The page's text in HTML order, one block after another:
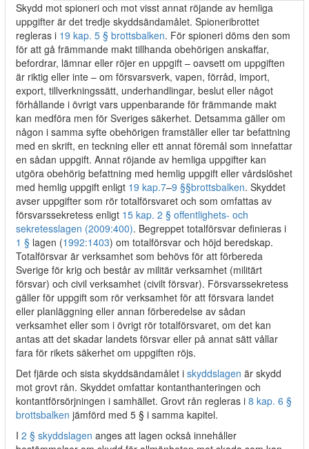
Skydd mot spioneri och mot visst annat röjande av hemliga
uppgifter är det tredje skyddsändamålet. Spioneribrottet
regleras i 19 kap. 5 § brottsbalken. För spioneri döms den som
för att gå främmande makt tillhanda obehörigen anskaffar,
befordrar, lämnar eller röjer en uppgift – oavsett om uppgiften
är riktig eller inte – om försvarsverk, vapen, förråd, import,
export, tillverkningssätt, underhandlingar, beslut eller något
förhållande i övrigt vars uppenbarande för främmande makt
kan medföra men för Sveriges säkerhet. Detsamma gäller om
någon i samma syfte obehörigen framställer eller tar befattning
med en skrift, en teckning eller ett annat föremål som innefattar
en sådan uppgift. Annat röjande av hemliga uppgifter kan
utgöra obehörig befattning med hemlig uppgift eller vårdslöshet
med hemlig uppgift enligt 19 kap.7–9 §§brottsbalken. Skyddet
avser uppgifter som rör totalförsvaret och som omfattas av
försvarssekretess enligt 15 kap. 2 § offentlighets- och
sekretesslagen (2009:400). Begreppet totalförsvar definieras i
1 § lagen (1992:1403) om totalförsvar och höjd beredskap.
Totalförsvar är verksamhet som behövs för att förbereda
Sverige för krig och består av militär verksamhet (militärt
försvar) och civil verksamhet (civilt försvar). Försvarssekretess
gäller för uppgift som rör verksamhet för att försvara landet
eller planläggning eller annan förberedelse av sådan
verksamhet eller som i övrigt rör totalförsvaret, om det kan
antas att det skadar landets försvar eller på annat sätt vållar
fara för rikets säkerhet om uppgiften röjs.
Det fjärde och sista skyddsändamålet i skyddslagen är skydd
mot grovt rån. Skyddet omfattar kontanthanteringen och
kontantförsörjningen i samhället. Grovt rån regleras i 8 kap. 6 §
brottsbalken jämförd med 5 § i samma kapitel.
I 2 § skyddslagen anges att lagen också innehåller